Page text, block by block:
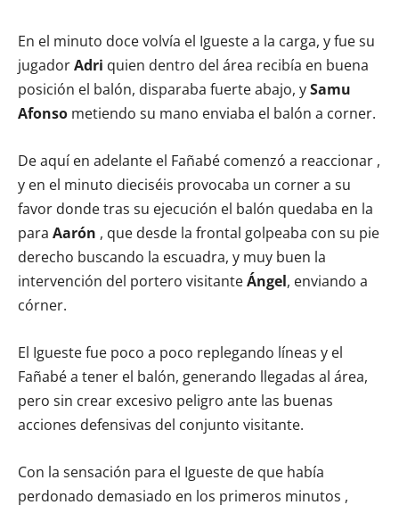
En el minuto doce volvía el Igueste a la carga, y fue su
jugadorAdri quien dentro del área recibía en buena
posición el balón, disparaba fuerte abajo, ySamu
Afonso metiendo su mano enviaba el balón a corner.
De aquí en adelante el Fañabé comenzó a reaccionar ,
y en el minuto dieciséis provocaba un corner a su
favor donde tras su ejecución el balón quedaba en la
para Aarón , que desde la frontal golpeaba con su pie
derecho buscando la escuadra, y muy buen la
intervención del portero visitanteÁngel, enviando a
córner.
El Igueste fue poco a poco replegando líneas y el
Fañabé a tener el balón, generando llegadas al área,
pero sin crear excesivo peligro ante las buenas
acciones defensivas del conjunto visitante.
Con la sensación para el Igueste de que había
perdonado demasiado en los primeros minutos ,